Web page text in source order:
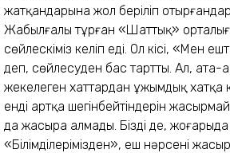
жатқандарына жол беріліп
Жабылғалы тұрған «Шаттық»
сөйлескіміз келіп еді. Ол кісі, «Мен
деп, сөйлесуден бас тартты. Ал, ата-
жекелеген хаттардан ұжымдық хатқа
енді артқа шегінбейтіндерін
да жасыра алмады. Біздің де,
«Білімділерімізден», еш нәрсені